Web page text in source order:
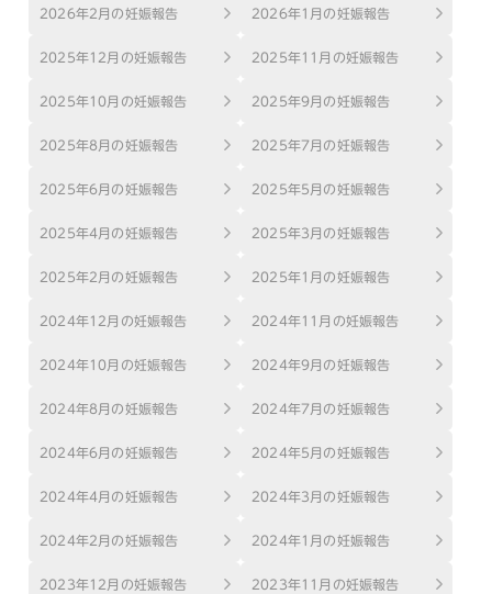
2026年2月の妊娠報告 2026年1月の妊娠報告
2025年12月の妊娠報告 2025年11月の妊娠報告
2025年10月の妊娠報告 2025年9月の妊娠報告
2025年8月の妊娠報告 2025年7月の妊娠報告
2025年6月の妊娠報告 2025年5月の妊娠報告
2025年4月の妊娠報告 2025年3月の妊娠報告
2025年2月の妊娠報告 2025年1月の妊娠報告
2024年12月の妊娠報告 2024年11月の妊娠報告
2024年10月の妊娠報告 2024年9月の妊娠報告
2024年8月の妊娠報告 2024年7月の妊娠報告
2024年6月の妊娠報告 2024年5月の妊娠報告
2024年4月の妊娠報告 2024年3月の妊娠報告
2024年2月の妊娠報告 2024年1月の妊娠報告
2023年12月の妊娠報告 2023年11月の妊娠報告